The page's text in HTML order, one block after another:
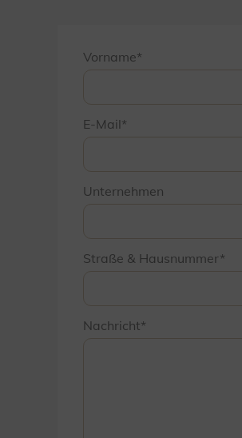
Vorname
E-Mail
Unternehmen
Straße & Hausnummer
Nachricht